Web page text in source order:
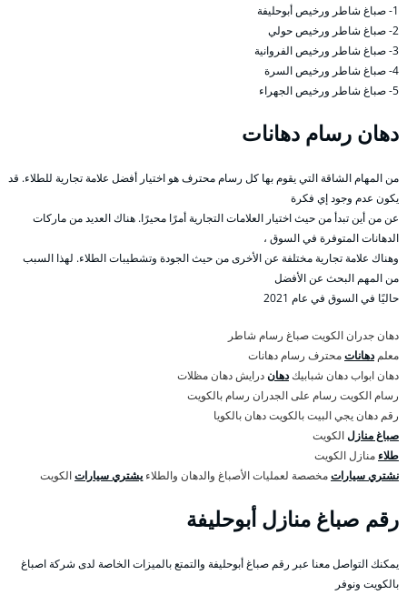
1- صباغ شاطر ورخيص أبوحليفة
2- صباغ شاطر ورخيص حولي
3- صباغ شاطر ورخيص الفروانية
4- صباغ شاطر ورخيص السرة
5- صباغ شاطر ورخيص الجهراء
دهان رسام دهانات
من المهام الشاقة التي يقوم بها كل رسام محترف هو اختيار أفضل علامة تجارية للطلاء. قد
يكون عدم وجود إي فكرة
عن من أين تبدأ من حيث اختيار العلامات التجارية أمرًا محيرًا. هناك العديد من ماركات
الدهانات المتوفرة في السوق ،
وهناك علامة تجارية مختلفة عن الأخرى من حيث الجودة وتشطيبات الطلاء. لهذا السبب
من المهم البحث عن الأفضل
حاليًا في السوق في عام 2021
دهان جدران الكويت صباغ رسام شاطر
معلمدهاناتمحترف رسام دهانات
دهان ابواب دهان شبابيكدهاندرايش دهان مظلات
رسام الكويت رسام على الجدران رسام بالكويت
رقم دهان يجي البيت بالكويت دهان بالكويا
صباغ منازلالكويت
طلاء منازل الكويت
نشتري سياراتمخصصة لعمليات الأصباغ والدهان والطلاءيشتري سياراتالكويت
رقم صباغ منازل أبوحليفة
يمكنك التواصل معنا عبر رقم صباغ أبوحليفة والتمتع بالميزات الخاصة لدى شركة اصباغ
بالكويت ونوفر